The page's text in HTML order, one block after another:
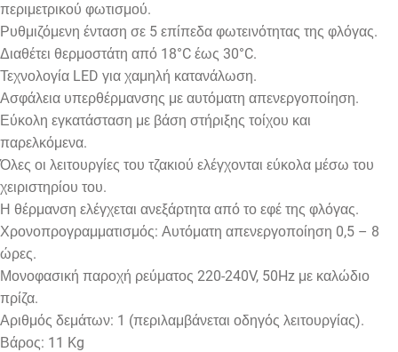
περιμετρικού φωτισμού.
Ρυθμιζόμενη ένταση σε 5 επίπεδα φωτεινότητας της φλόγας.
Διαθέτει θερμοστάτη από 18°C έως 30°C.
Τεχνολογία LED για χαμηλή κατανάλωση.
Ασφάλεια υπερθέρμανσης με αυτόματη απενεργοποίηση.
Εύκολη εγκατάσταση με βάση στήριξης τοίχου και
παρελκόμενα.
Όλες οι λειτουργίες του τζακιού ελέγχονται εύκολα μέσω του
χειριστηρίου του.
Η θέρμανση ελέγχεται ανεξάρτητα από το εφέ της φλόγας.
Χρονοπρογραμματισμός: Αυτόματη απενεργοποίηση 0,5 – 8
ώρες.
Μονοφασική παροχή ρεύματος 220-240V, 50Hz με καλώδιο
πρίζα.
Αριθμός δεμάτων: 1 (περιλαμβάνεται οδηγός λειτουργίας).
Βάρος: 11 Kg